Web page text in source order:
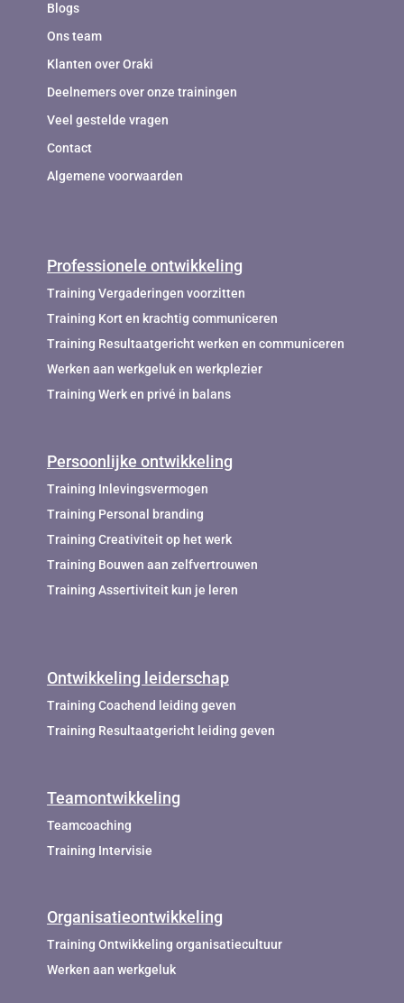
Blogs
Ons team
Klanten over Oraki
Deelnemers over onze trainingen
Veel gestelde vragen
Contact
Algemene voorwaarden
Professionele ontwikkeling
Training Vergaderingen voorzitten
Training Kort en krachtig communiceren
Training Resultaatgericht werken en communiceren
Werken aan werkgeluk en werkplezier
Training Werk en privé in balans
Persoonlijke ontwikkeling
Training Inlevingsvermogen
Training Personal branding
Training Creativiteit op het werk
Training Bouwen aan zelfvertrouwen
Training Assertiviteit kun je leren
Ontwikkeling leiderschap
Training Coachend leiding geven
Training Resultaatgericht leiding geven
Teamontwikkeling
Teamcoaching
Training Intervisie
Organisatieontwikkeling
Training Ontwikkeling organisatiecultuur
Werken aan werkgeluk